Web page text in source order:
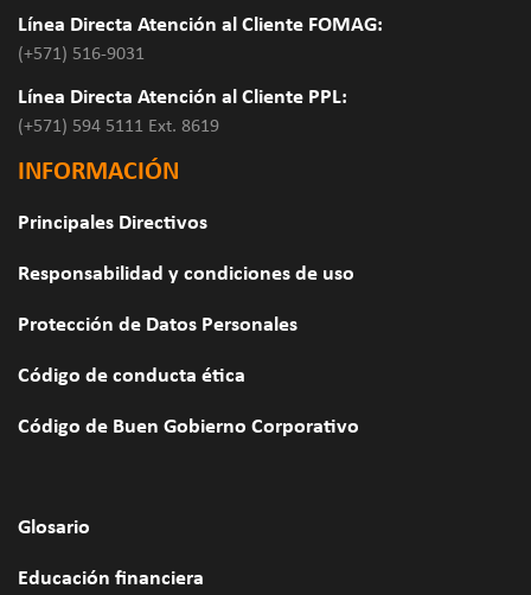
Línea Directa Atención al Cliente FOMAG:
(+571) 516-9031
Línea Directa Atención al Cliente PPL:
(+571) 594 5111 Ext. 8619
INFORMACIÓN
Principales Directivos
Responsabilidad y condiciones de uso
Protección de Datos Personales
Código de conducta ética
Código de Buen Gobierno Corporativo
Glosario
Educación financiera